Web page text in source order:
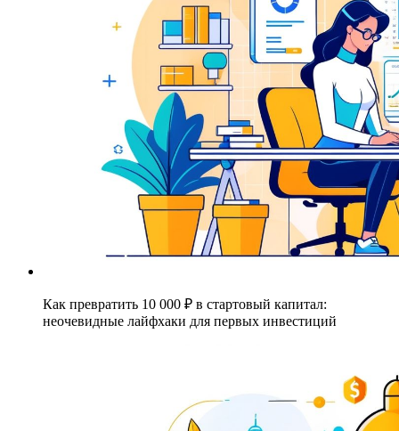
Как превратить 10 000 ₽ в стартовый капитал:
неочевидные лайфхаки для первых инвестиций